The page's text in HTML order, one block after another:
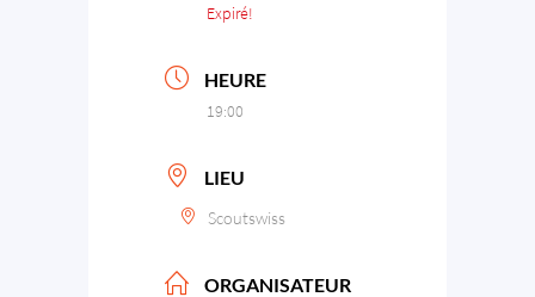
Expiré!
HEURE
19:00
LIEU
Scoutswiss
ORGANISATEUR